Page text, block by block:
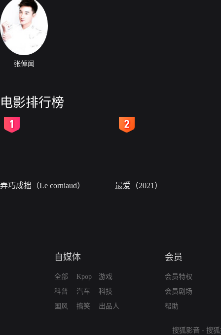
张倬闻
电影排行榜
弄巧成拙（Le corniaud） 最爱（2021）
自媒体
全部
科普
国风
Kpop
汽车
搞笑
游戏
科技
出品人
会员
会员特权
会员剧场
帮助
搜狐影音 - 搜